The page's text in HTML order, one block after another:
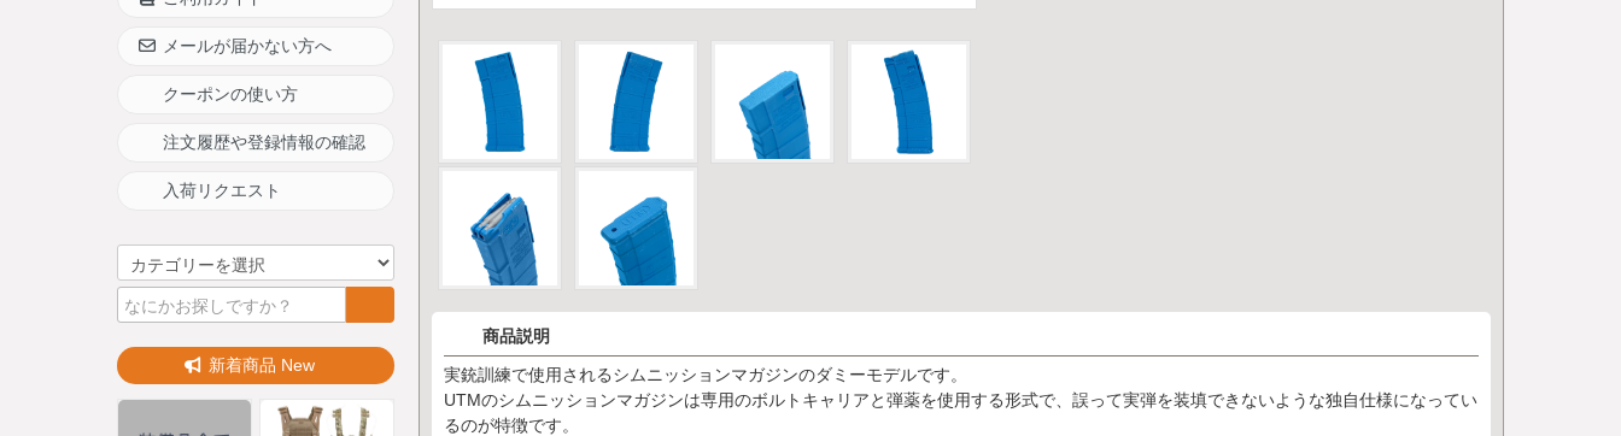
商品説明
実銃訓練で使用されるシムニッションマガジンのダミーモデルです。
UTMのシムニッションマガジンは専用のボルトキャリアと弾薬を使用する形式で、誤って実弾を装填できないような独自仕様になってい
るのが特徴です。
メールが届かない方へ
クーポンの使い方
注文履歴や登録情報の確認
入荷リクエスト
新着商品 New